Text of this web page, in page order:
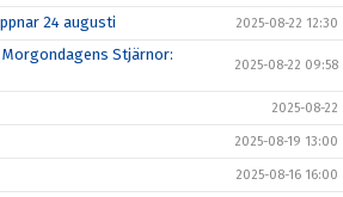
24 augusti 2025-08-22 12:30
Stjärnor:
2025-08-22 09:58
2025-08-22
2025-08-19 13:00
2025-08-16 16:00